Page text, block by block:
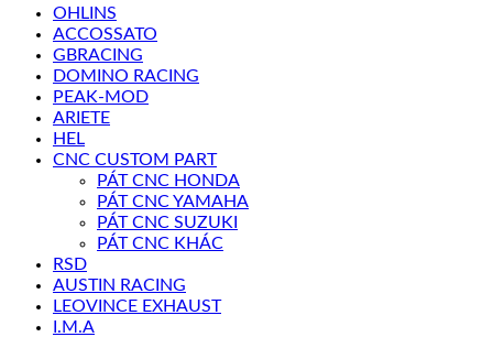
OHLINS
ACCOSSATO
GBRACING
DOMINO RACING
PEAK-MOD
ARIETE
HEL
CNC CUSTOM PART
PÁT CNC HONDA
PÁT CNC YAMAHA
PÁT CNC SUZUKI
PÁT CNC KHÁC
RSD
AUSTIN RACING
LEOVINCE EXHAUST
I.M.A